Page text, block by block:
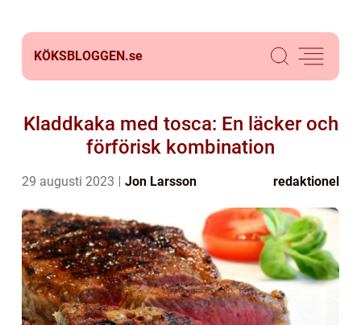
KÖKSBLOGGEN.se
Kladdkaka med tosca: En läcker och
förförisk kombination
29 augusti 2023 Jon Larsson redaktionel